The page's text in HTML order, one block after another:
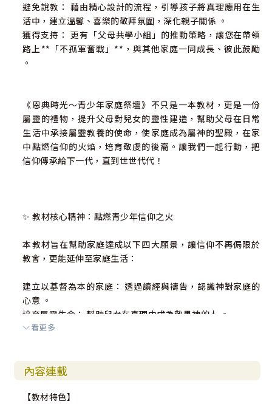
避免說教： 藉由精心設計的流程，引導孩子將真理應用在生
活中，建立溫馨、喜樂的敬拜氛圍，深化親子關係 。
獲得支持： 更有「父母共學小組」的推動策略，讓您在帶領
路上**「不孤軍奮戰」**，與其他家庭一同成長、彼此鼓勵
。
《恩典時光～青少年家庭祭壇》不只是一本教材，更是一份
屬靈的禮物，提升父母對兒女的靈性建造，幫助父母在日常
生活中承接屬靈教養的使命，使家庭成為屬神的聖殿，在家
中點燃信仰的火焰，培育敬虔的後裔。讓我們一起行動，把
信仰傳承給下一代，直到世世代代！
✨ 教材核心精神：點燃青少年信仰之火
本教材旨在幫助家庭達成以下四大願景，讓信仰不再侷限於
教會，更能延伸至家庭生活：
建立以基督為本的家庭： 透過讀經與禱告，認識神對家庭的
心意 。
培育屬靈生命： 幫助兒女在真理中成為敬畏神的人 。
增進親子連結： 透過「精心時刻」與「坦誠對話」，深化親
看更多
內容連載
【教材特色】